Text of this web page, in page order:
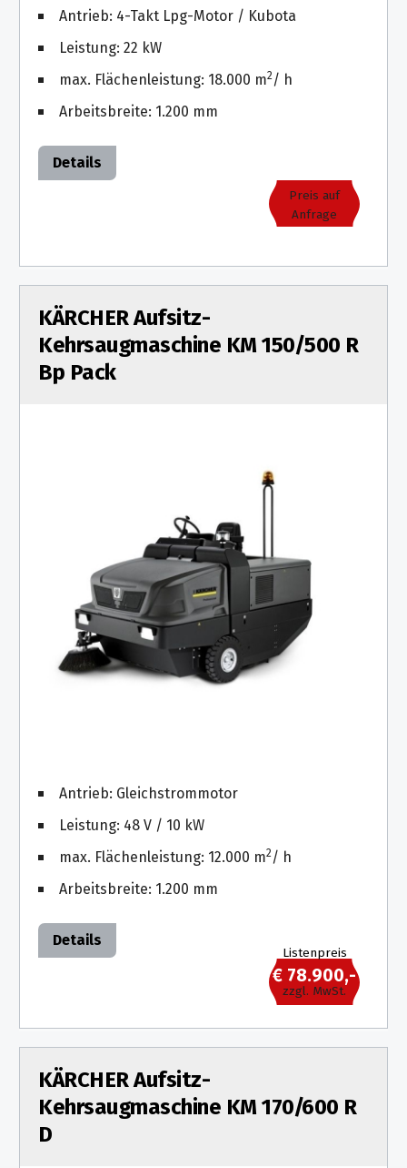
Antrieb: 4-Takt Lpg-Motor / Kubota
Leistung: 22 kW
max. Flächenleistung: 18.000 m2/ h
Arbeitsbreite: 1.200 mm
Details
Preis auf
Anfrage
KÄRCHER Aufsitz-
Kehrsaugmaschine KM 150/500 R
Bp Pack
Antrieb: Gleichstrommotor
Leistung: 48 V / 10 kW
max. Flächenleistung: 12.000 m2/ h
Arbeitsbreite: 1.200 mm
Details
Listenpreis
€ 78.900,-
zzgl. MwSt.
KÄRCHER Aufsitz-
Kehrsaugmaschine KM 170/600 R
D